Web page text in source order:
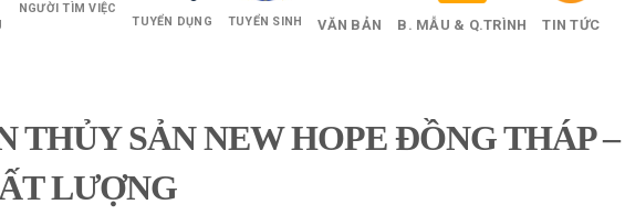
NGƯỜI TÌM VIỆC
TUYỂN DỤNG
TUYỂN SINH VĂN BẢN B. MẪU & Q.TRÌNH TIN TỨC
THỦY SẢN NEW HOPE ĐỒNG THÁP
LƯỢNG